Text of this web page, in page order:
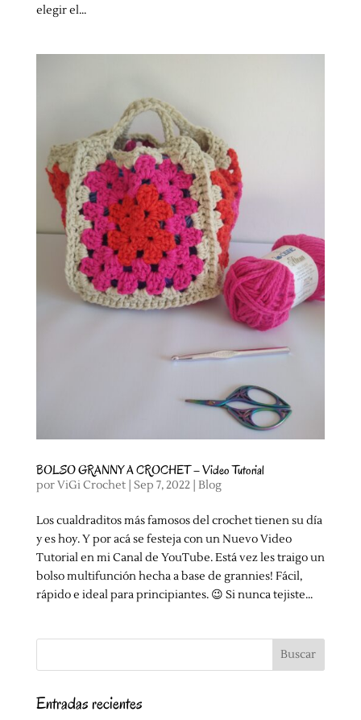
elegir el...
BOLSO GRANNY A CROCHET – Video Tutorial
porViGi Crochet| Sep 7, 2022| Blog
Los cualdraditos más famosos del crochet tienen su día
y es hoy. Y por acá se festeja con un Nuevo Video
Tutorial en mi Canal de YouTube. Está vez les traigo un
bolso multifunción hecha a base de grannies! Fácil,
rápido e ideal para principiantes. 😉 Si nunca tejiste...
Entradas recientes